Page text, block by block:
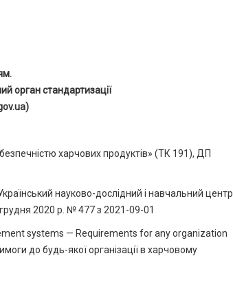
орган стандартизації
харчових продуктів» (ТК 191), ДП
науково-дослідний і навчальний центр
2020 р. № 477 з 2021-09-01
systems — Requirements for any organization
до будь-якої організації в харчовому